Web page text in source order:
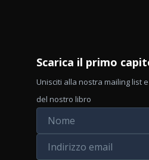
Scarica il primo
Unisciti alla nostra mailing list
del nostro libro